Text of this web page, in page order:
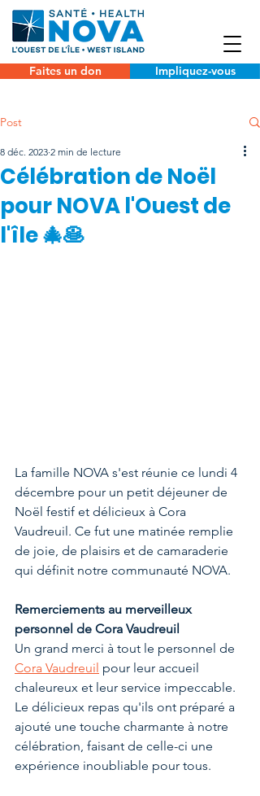
Faites un don Impliquez-vous
Post
Célébration de Noël
pour NOVA l'Ouest de
l'île 🎄🥞
8 déc. 2023 2 min de lecture
La famille NOVA s'est réunie ce lundi 4
décembre pour un petit déjeuner de
Noël festif et délicieux à Cora
Vaudreuil. Ce fut une matinée remplie
de joie, de plaisirs et de camaraderie
qui définit notre communauté NOVA.
Remerciements au merveilleux
personnel de Cora Vaudreuil
Un grand merci à tout le personnel de
Cora Vaudreuil pour leur accueil
chaleureux et leur service impeccable.
Le délicieux repas qu'ils ont préparé a
ajouté une touche charmante à notre
célébration, faisant de celle-ci une
expérience inoubliable pour tous.